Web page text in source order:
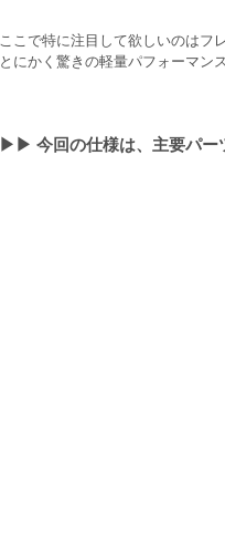
ここで特に注目して欲しいのはフ
とにかく驚きの軽量パフォーマン
▶︎▶︎ 今回の仕様は、主要パー